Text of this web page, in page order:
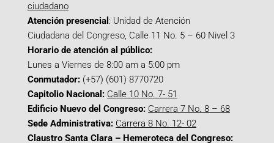
ciudadano
Atención presencial : Unidad de Atención
Ciudadana del Congreso, Calle 11 No. 5 – 60 Nivel 3
Horario de atención al público:
Lunes a Viernes de 8:00 am a 5:00 pm
Conmutador: (+57) (601) 8770720
Capitolio Nacional: Calle 10 No. 7- 51
Edificio Nuevo del Congreso: Carrera 7 No. 8 – 68
Sede Administrativa: Carrera 8 No. 12- 02
Claustro Santa Clara – Hemeroteca del Congreso: